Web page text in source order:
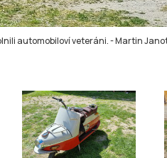
automobiloví veteráni.-Martin